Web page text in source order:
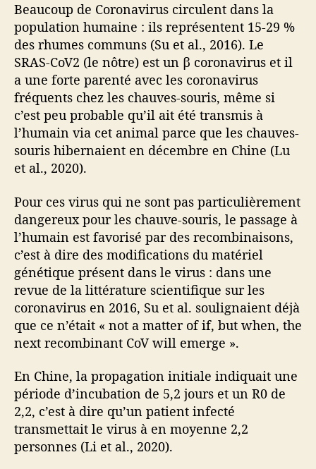
Beaucoup de Coronavirus circulent dans la
population humaine : ils représentent 15-29 %
des rhumes communs (Su et al., 2016). Le
SRAS-CoV2 (le nôtre) est un β coronavirus et il
a une forte parenté avec les coronavirus
fréquents chez les chauves-souris, même si
c’est peu probable qu’il ait été transmis à
l’humain via cet animal parce que les chauves-
souris hibernaient en décembre en Chine (Lu
et al., 2020).
Pour ces virus qui ne sont pas particulièrement
dangereux pour les chauve-souris, le passage à
l’humain est favorisé par des recombinaisons,
c’est à dire des modifications du matériel
génétique présent dans le virus : dans une
revue de la littérature scientifique sur les
coronavirus en 2016, Su et al. soulignaient déjà
que ce n’était « not a matter of if, but when, the
next recombinant CoV will emerge ».
En Chine, la propagation initiale indiquait une
période d’incubation de 5,2 jours et un R0 de
2,2, c’est à dire qu’un patient infecté
transmettait le virus à en moyenne 2,2
personnes (Li et al., 2020).